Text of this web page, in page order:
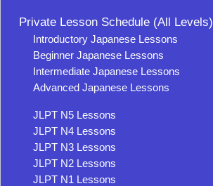
Private Lesson Schedule (All Levels)
Introductory Japanese Lessons
Beginner Japanese Lessons
Intermediate Japanese Lessons
Advanced Japanese Lessons
JLPT N5 Lessons
JLPT N4 Lessons
JLPT N3 Lessons
JLPT N2 Lessons
JLPT N1 Lessons